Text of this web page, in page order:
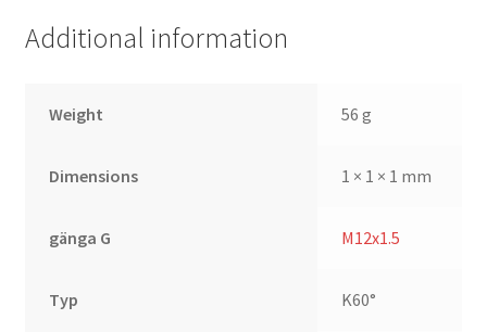
Additional information
Weight 56 g
Dimensions 1 × 1 × 1 mm
gänga G M12x1.5
Typ K60°